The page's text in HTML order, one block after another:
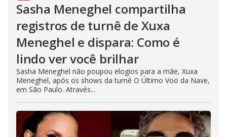
Sasha Meneghel compartilha
registros de turnê de Xuxa
Meneghel e dispara: Como é
lindo ver você brilhar
Sasha Meneghel não poupou elogios para a mãe, Xuxa
Meneghel, após os shows da turnê O Último Voo da Nave,
em São Paulo. Através...